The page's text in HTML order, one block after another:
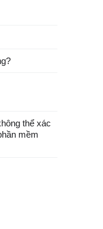
thể xác
mềm